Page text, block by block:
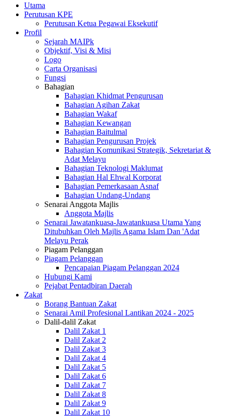
Utama
Perutusan KPE
Perutusan Ketua Pegawai Eksekutif
Profil
Sejarah MAIPk
Objektif, Visi & Misi
Logo
Carta Organisasi
Fungsi
Bahagian
Bahagian Khidmat Pengurusan
Bahagian Agihan Zakat
Bahagian Wakaf
Bahagian Kewangan
Bahagian Baitulmal
Bahagian Pengurusan Projek
Bahagian Komunikasi Strategik, Sekretariat &
Adat Melayu
Bahagian Teknologi Maklumat
Bahagian Hal Ehwal Korporat
Bahagian Pemerkasaan Asnaf
Bahagian Undang-Undang
Senarai Anggota Majlis
Anggota Majlis
Senarai Jawatankuasa-Jawatankuasa Utama Yang
Ditubuhkan Oleh Majlis Agama Islam Dan 'Adat
Melayu Perak
Piagam Pelanggan
Piagam Pelanggan
Pencapaian Piagam Pelanggan 2024
Hubungi Kami
Pejabat Pentadbiran Daerah
Zakat
Borang Bantuan Zakat
Senarai Amil Profesional Lantikan 2024 - 2025
Dalil-dalil Zakat
Dalil Zakat 1
Dalil Zakat 2
Dalil Zakat 3
Dalil Zakat 4
Dalil Zakat 5
Dalil Zakat 6
Dalil Zakat 7
Dalil Zakat 8
Dalil Zakat 9
Dalil Zakat 10